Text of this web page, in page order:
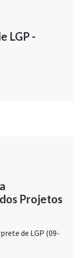
LGP -
Projetos
de LGP (09-